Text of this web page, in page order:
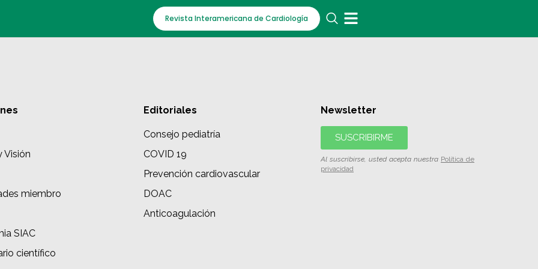
Revista Interamericana de Cardiología
Visión
miembro
SIAC
científico
Editoriales
Consejo pediatría
COVID 19
Prevención cardiovascular
DOAC
Anticoagulación
Newsletter
SUSCRIBIRME
Al suscribirse, usted acepta nuestra Política de
privacidad